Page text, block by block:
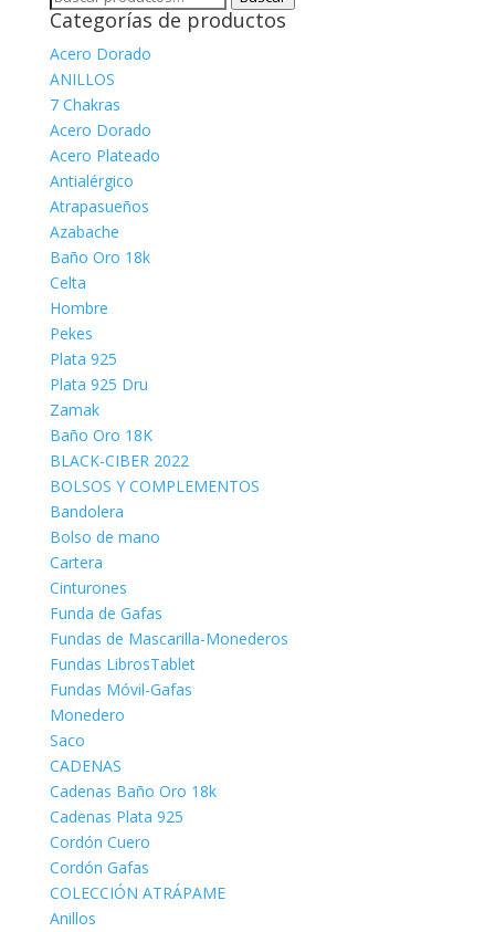
por:
Categorías de productos
Acero Dorado
ANILLOS
7 Chakras
Acero Dorado
Acero Plateado
Antialérgico
Atrapasueños
Azabache
Baño Oro 18k
Celta
Hombre
Pekes
Plata 925
Plata 925 Dru
Zamak
Baño Oro 18K
BLACK-CIBER 2022
BOLSOS Y COMPLEMENTOS
Bandolera
Bolso de mano
Cartera
Cinturones
Funda de Gafas
Fundas de Mascarilla-Monederos
Fundas LibrosTablet
Fundas Móvil-Gafas
Monedero
Saco
CADENAS
Cadenas Baño Oro 18k
Cadenas Plata 925
Cordón Cuero
Cordón Gafas
COLECCIÓN ATRÁPAME
Anillos